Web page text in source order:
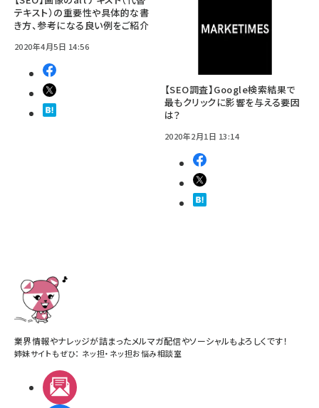
テキスト）の重要性や具体的な書
き方、参考になる良い例をご紹介
2020年4月5日 14:56
【SEO調査】Google検索結果で
最もクリックに影響を与える要因
は？
2020年2月1日 13:14
業界情報やナレッジが詰まったメルマガ配信やソーシャルもよろしくです！
姉妹サイトもぜひ： ネッ担・ ネッ担お悩み相談室